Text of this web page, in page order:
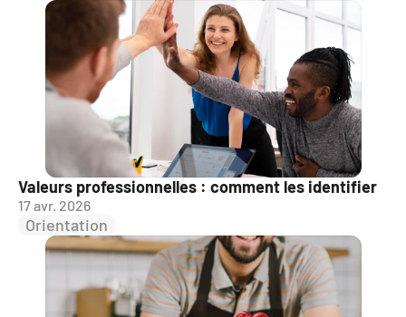
Valeurs professionnelles : comment les identifier
17 avr. 2026
Orientation